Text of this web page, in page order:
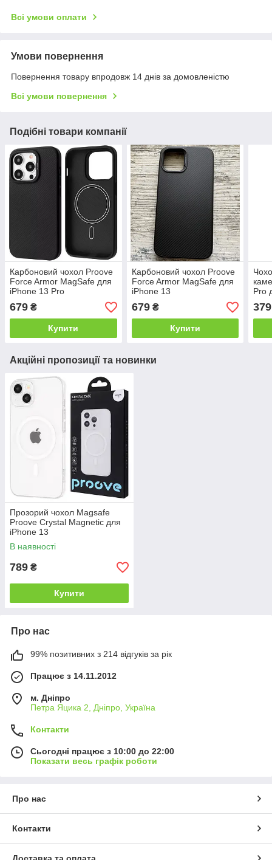
Всі умови оплати
Умови повернення
Повернення товару впродовж 14 днів за домовленістю
Всі умови повернення
Подібні товари компанії
Карбоновий чохол Proove
Force Armor MagSafe для
iPhone 13 Pro
679 ₴
Купити
Карбоновий чохол Proove
Force Armor MagSafe для
iPhone 13
679₴
Купити
Pro
379
Акційні пропозиції та новинки
Прозорий чохол Magsafe
Proove Crystal Magnetic для
iPhone 13
В наявності
789 ₴
Купити
Про нас
99% позитивних з 214 відгуків за рік
Працює з 14.11.2012
м. Дніпро
Петра Яцика 2, Дніпро, Україна
Контакти
Сьогодні працює з 10:00 до 22:00
Показати весь графік роботи
Про нас
Контакти